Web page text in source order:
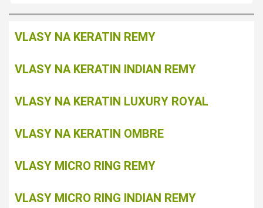
VLASY NA KERATIN REMY
VLASY NA KERATIN INDIAN REMY
VLASY NA KERATIN LUXURY ROYAL
VLASY NA KERATIN OMBRE
VLASY MICRO RING REMY
VLASY MICRO RING INDIAN REMY